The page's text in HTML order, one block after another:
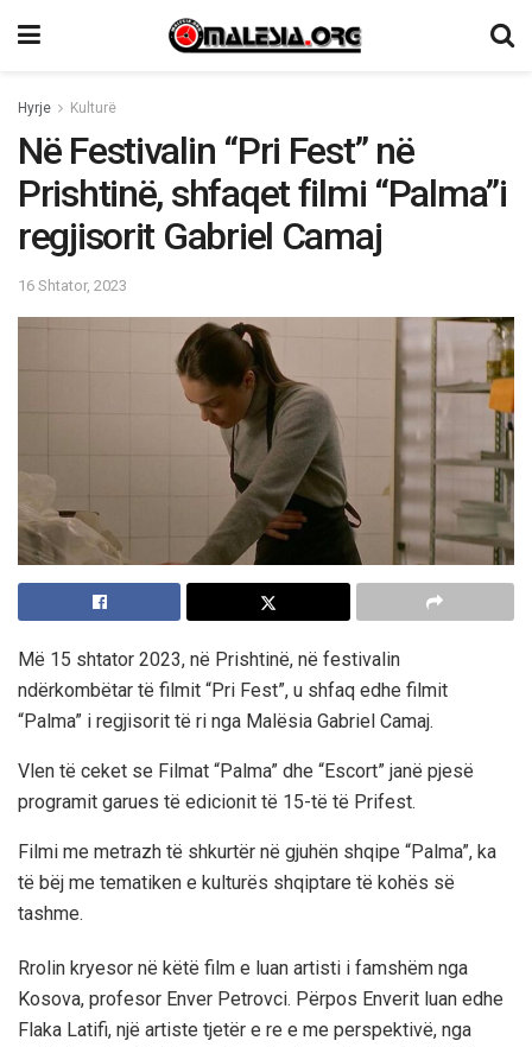
Hyrje Kulturë
Në Festivalin “Pri Fest” në
Prishtinë, shfaqet filmi “Palma”i
regjisorit Gabriel Camaj
16 Shtator, 2023
Më 15 shtator 2023, në Prishtinë, në festivalin
ndërkombëtar të filmit “Pri Fest”, u shfaq edhe filmit
“Palma” i regjisorit të ri nga Malësia Gabriel Camaj.
Vlen të ceket se Filmat “Palma” dhe “Escort” janë pjesë
programit garues të edicionit të 15-të të Prifest.
Filmi me metrazh të shkurtër në gjuhën shqipe “Palma”, ka
të bëj me tematiken e kulturës shqiptare të kohës së
tashme.
Rrolin kryesor në këtë film e luan artisti i famshëm nga
Kosova, profesor Enver Petrovci. Përpos Enverit luan edhe
Flaka Latifi, një artiste tjetër e re e me perspektivë, nga